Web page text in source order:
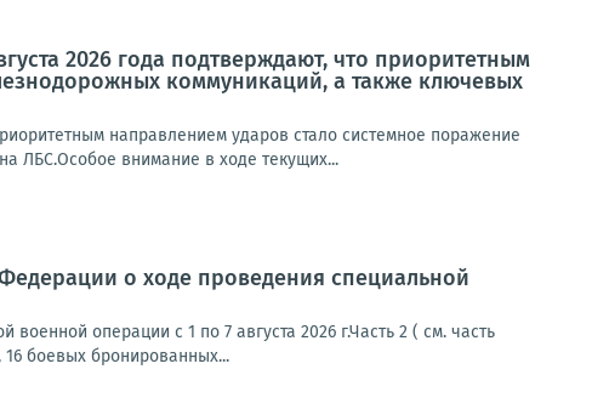
2026 года подтверждают, что приоритетным
коммуникаций, а также ключевых
направлением ударов стало системное поражение
ЛБС.Особое внимание в ходе текущих...
о ходе проведения специальной
операции с 1 по 7 августа 2026 г.Часть 2 ( см. часть
боевых бронированных...